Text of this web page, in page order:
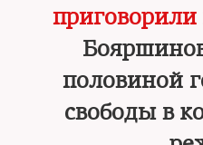
приговорили
половиной
свободы в